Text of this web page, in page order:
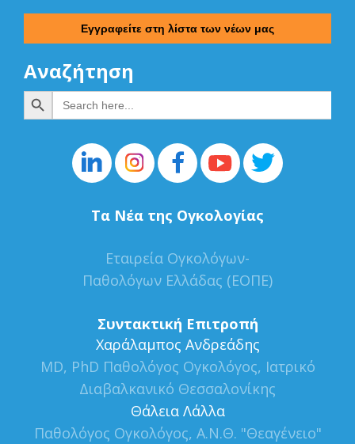
Αναζήτηση
Search
for:
Search Button
Τα Νέα της Ογκολογίας
Εταιρεία Ογκολόγων-
Παθολόγων Ελλάδας (ΕΟΠΕ)
Συντακτική Επιτροπή
Xαράλαμπος Ανδρεάδης
MD, PhD Παθολόγος Ογκολόγος, Ιατρικό
Διαβαλκανικό Θεσσαλονίκης
Θάλεια Λάλλα
Παθολόγος Ογκολόγος, Α.Ν.Θ. "Θεαγένειο"